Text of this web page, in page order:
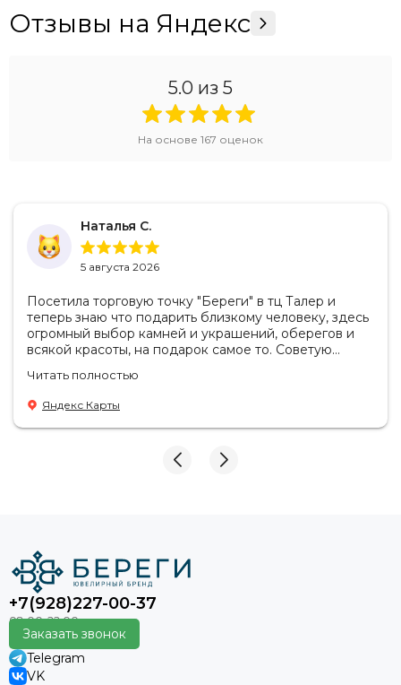
Отзывы на Яндекс
5.0 из 5
На основе 167 оценок
Наталья С.
5 августа 2026
Посетила торговую точку "Береги" в тц Талер и
теперь знаю что подарить близкому человеку, здесь
огромный выбор камней и украшений, оберегов и
всякой красоты, на подарок самое то. Советую
Продавцы-консультанты сориентируют, дадут
подсказки на что обратить внимание . Приветливый
персонал.
Читать полностью
Яндекс Карты
+7(928)227-00-37
Заказать звонок
Telegram
VK